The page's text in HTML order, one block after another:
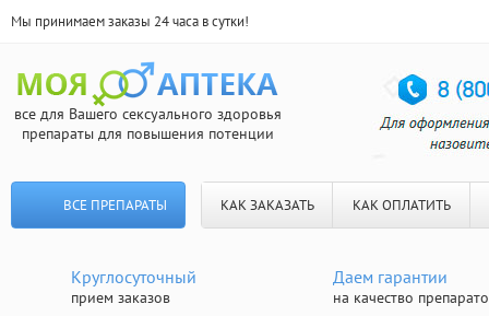
Мы принимаем заказы 24 часа в сутки!
все для Вашего сексуального здоровья
препараты для повышения потенции
ВСЕ ПРЕПАРАТЫ КАК ЗАКАЗАТЬ КАК ОПЛАТИТЬ
Круглосуточный
прием заказов
Даем гарантии
на качество